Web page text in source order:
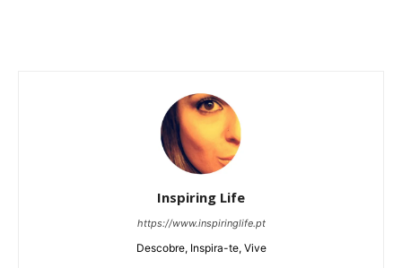
Inspiring Life
https://www.inspiringlife.pt
Descobre, Inspira-te, Vive